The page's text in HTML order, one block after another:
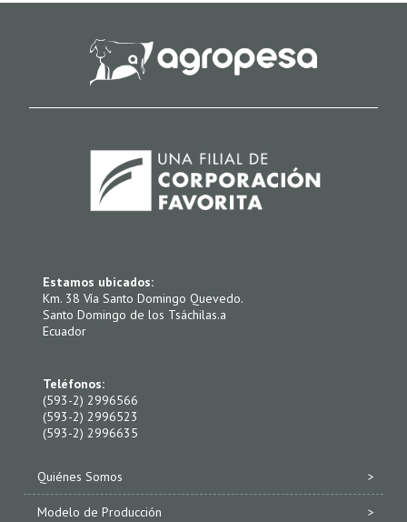
Estamos ubicados:
Km. 38 Vía Santo Domingo Quevedo.
Santo Domingo de los Tsáchilas.a
Ecuador
Teléfonos:
(593-2) 2996566
(593-2) 2996523
(593-2) 2996635
Quiénes Somos
Modelo de Producción